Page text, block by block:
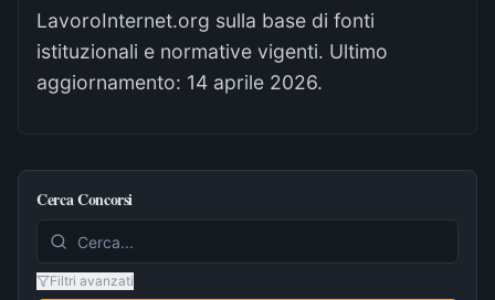
LavoroInternet.org sulla base di fonti
istituzionali e normative vigenti. Ultimo
aggiornamento: 14 aprile 2026.
Cerca Concorsi
Filtri avanzati